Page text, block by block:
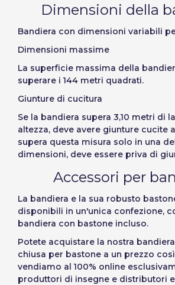
Dimensioni della
Bandiera con dimensioni variabili
Dimensioni massime
La superficie massima della
superare i 144 metri quadrati.
Giunture di cucitura
Se la bandiera supera 3,10 metri di
altezza, deve avere giunture cucite
supera questa misura solo in una
dimensioni, deve essere priva di
Accessori per
La bandiera e la sua robusto
disponibili in un'unica confezione,
bandiera con bastone incluso.
Potete acquistare la nostra
chiusa per bastone a un prezzo
vendiamo al 100% online
produttori di insegne e distributori